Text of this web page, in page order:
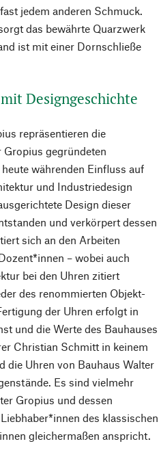
jedem anderen Schmuck.
das bewährte Quarzwerk
ist mit einer Dornschließe
Designgeschichte
repräsentieren die
Gropius gegründeten
währenden Einfluss auf
und Industriedesign
Design dieser
und verkörpert dessen
sich an den Arbeiten
– wobei auch
bei den Uhren zitiert
des renommierten Objekt-
der Uhren erfolgt in
und die Werte des Bauhauses
Christian Schmitt in keinem
die Uhren von Bauhaus Walter
Es sind vielmehr
Gropius und dessen
des klassischen
gleichermaßen anspricht.